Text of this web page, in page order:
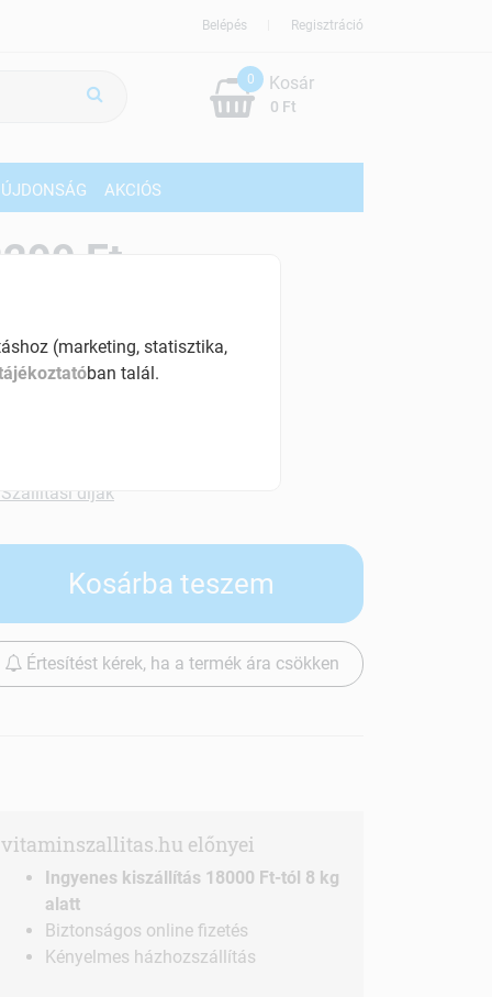
Regisztráció
Belépés
0
0 Ft
Kosár
ÚJDONSÁG AKCIÓS
Ft
Szállítási díjak
Kosárba teszem
Értesítést kérek, ha a termék ára csökken
vitaminszallitas.hu előnyei
Ingyenes kiszállítás 18000 Ft-tól 8 kg
alatt
Biztonságos online fizetés
Kényelmes házhozszállítás
(marketing, statisztika,
ban talál.